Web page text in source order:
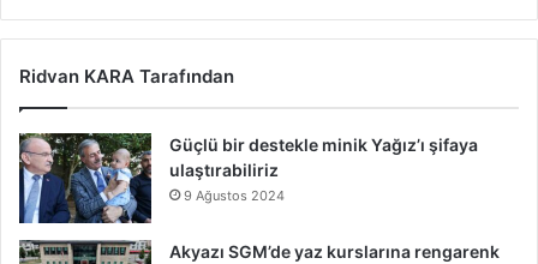
Ridvan KARA Tarafından
Güçlü bir destekle minik Yağız’ı şifaya
ulaştırabiliriz
9 Ağustos 2024
Akyazı SGM’de yaz kurslarına rengarenk